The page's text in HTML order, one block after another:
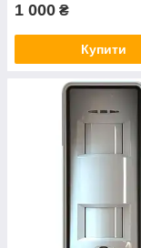
1 000 ₴
Купити